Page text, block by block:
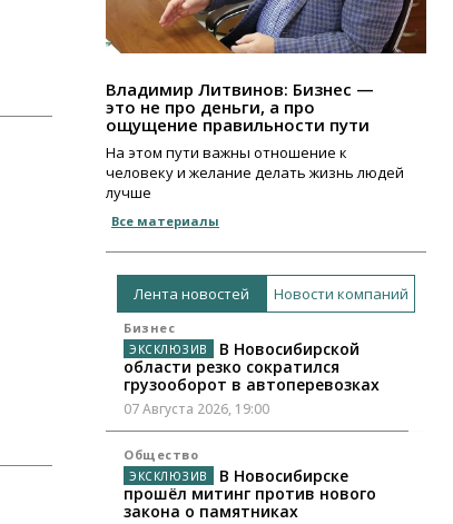
Владимир Литвинов: Бизнес —
это не про деньги, а про
ощущение правильности пути
На этом пути важны отношение к
человеку и желание делать жизнь людей
лучше
Все материалы
Лента новостей Новости компаний
Бизнес
В Новосибирской
области резко сократился
грузооборот в автоперевозках
07 Августа 2026, 19:00
Общество
В Новосибирске
прошёл митинг против нового
закона о памятниках